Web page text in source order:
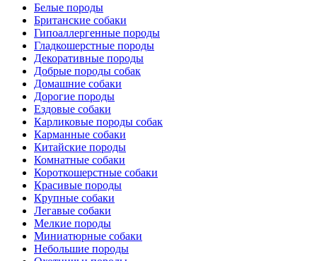
Белые породы
Британские собаки
Гипоаллергенные породы
Гладкошерстные породы
Декоративные породы
Добрые породы собак
Домашние собаки
Дорогие породы
Ездовые собаки
Карликовые породы собак
Карманные собаки
Китайские породы
Комнатные собаки
Короткошерстные собаки
Красивые породы
Крупные собаки
Легавые собаки
Мелкие породы
Миниатюрные собаки
Небольшие породы